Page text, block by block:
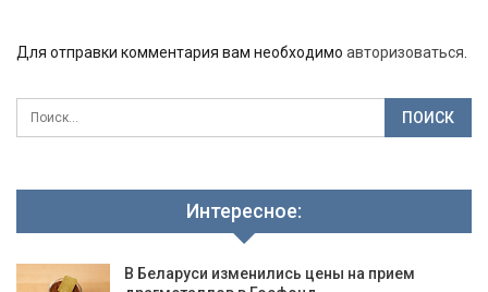
Для отправки комментария вам необходимо авторизоваться.
Интересное:
В Беларуси изменились цены на прием